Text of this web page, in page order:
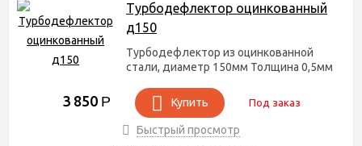
Турбодефлектор оцинкованный
д150
Турбодефлектор из оцинкованной
стали, диаметр 150мм Толщина 0,5мм
3 850 Р Купить Под заказ
Быстрый просмотр